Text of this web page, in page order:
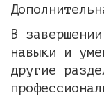
В
навыки и
другие